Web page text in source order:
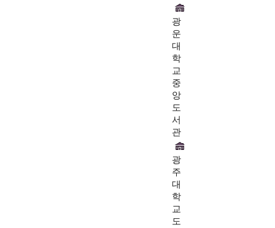
광
운
대
학
교
중
앙
도
서
관
광
주
대
학
교
도